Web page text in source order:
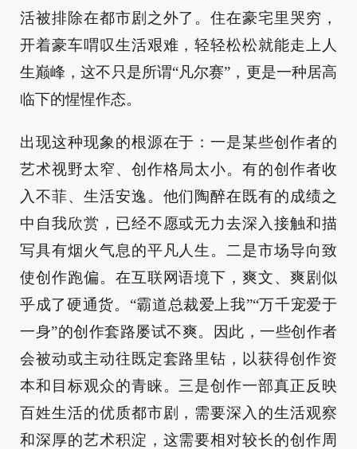
活被排除在都市剧之外了。住在豪宅里哭穷，
开着豪车喟叹生活艰难，轻轻松松就能走上人
生巅峰，这不只是所谓“凡尔赛”，更是一种居高
临下的惺惺作态。
出现这种现象的根源在于：一是某些创作者的
艺术视野太窄、创作格局太小。有的创作者收
入不菲、生活安逸。他们陶醉在既有的成绩之
中自我欣赏，已经不愿或无力去深入接触和描
写具有烟火气息的平凡人生。二是市场导向致
使创作跑偏。在互联网语境下，爽文、爽剧似
乎成了硬通货。“霸道总裁爱上我”“万千宠爱于
一身”的创作套路屡试不爽。因此，一些创作者
会被动或主动往既定套路里钻，以获得创作资
本和目标观众的青睐。三是创作一部真正反映
百姓生活的优质都市剧，需要深入的生活观察
和深厚的艺术积淀，这需要相对较长的创作周